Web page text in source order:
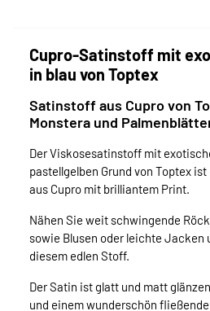
Cupro-Satinstoff mit
in blau von Toptex
Satinstoff aus Cupro von
Monstera und
Der Viskosesatinstoff mit
pastellgelben Grund von Toptex
aus Cupro mit brilliantem Print.
Nähen Sie weit schwingende
sowie Blusen oder leichte Jacken
diesem edlen Stoff.
Der Satin ist glatt und matt
und einem wunderschön